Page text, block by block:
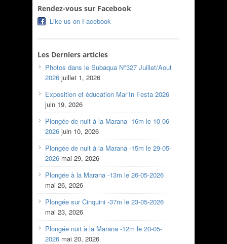
Rendez-vous sur Facebook
Like us on Facebook
Les Derniers articles
Photos dans le Subaqua N°327 Juillet/Aout
2026 juillet 1, 2026
Exposition et éducation Mar’In Festa 2026
juin 19, 2026
Plongée de nuit à la Marana -16m le 10-06-
2026 juin 10, 2026
Plongée de nuit à la Marana -15m le 29-05-
2026 mai 29, 2026
Plongée à la Marana -13m le 26-05-2026
mai 26, 2026
Plongée sur Cinquini -37m le 23-05-2026
mai 23, 2026
Plongée nuit à la Marana -12m le 20-05-
2026 mai 20, 2026